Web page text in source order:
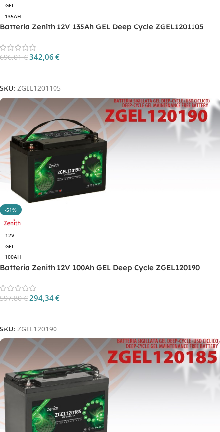
GEL
135AH
Batteria Zenith 12V 135Ah GEL Deep Cycle ZGEL1201105
696,01€ 342,06 €
SKU: ZGEL1201105
-51%
12V
GEL
100AH
Batteria Zenith 12V 100Ah GEL Deep Cycle ZGEL120190
597,80€ 294,34 €
SKU: ZGEL120190